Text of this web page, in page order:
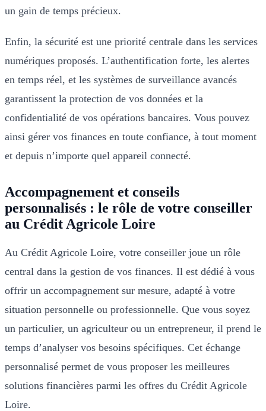
un gain de temps précieux.
Enfin, la sécurité est une priorité centrale dans les services
numériques proposés. L’authentification forte, les alertes
en temps réel, et les systèmes de surveillance avancés
garantissent la protection de vos données et la
confidentialité de vos opérations bancaires. Vous pouvez
ainsi gérer vos finances en toute confiance, à tout moment
et depuis n’importe quel appareil connecté.
Accompagnement et conseils
personnalisés : le rôle de votre conseiller
au Crédit Agricole Loire
Au Crédit Agricole Loire, votre conseiller joue un rôle
central dans la gestion de vos finances. Il est dédié à vous
offrir un accompagnement sur mesure, adapté à votre
situation personnelle ou professionnelle. Que vous soyez
un particulier, un agriculteur ou un entrepreneur, il prend le
temps d’analyser vos besoins spécifiques. Cet échange
personnalisé permet de vous proposer les meilleures
solutions financières parmi les offres du Crédit Agricole
Loire.